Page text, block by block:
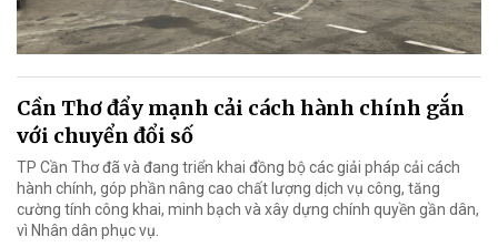
Cần Thơ đẩy mạnh cải cách hành chính gắn
với chuyển đổi số
TP Cần Thơ đã và đang triển khai đồng bộ các giải pháp cải cách
hành chính, góp phần nâng cao chất lượng dịch vụ công, tăng
cường tính công khai, minh bạch và xây dựng chính quyền gần dân,
vì Nhân dân phục vụ.